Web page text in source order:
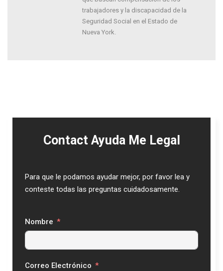
trabajadores y la discapacidad de la
Seguridad Social en el Estado de
Nueva York.
Contact Ayuda Me Legal
Para que le podamos ayudar mejor, por favor lea y
conteste todas las preguntas cuidadosamente.
Nombre
Correo Electrónico